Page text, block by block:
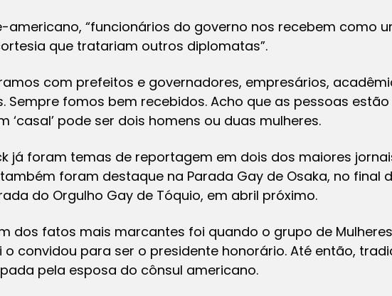
americano, “funcionários do governo nos recebem como
que tratariam outros diplomatas”.
com prefeitos e governadores, empresários,
Sempre fomos bem recebidos. Acho que as pessoas
‘casal’ pode ser dois homens ou duas mulheres.
já foram temas de reportagem em dois dos maiores
foram destaque na Parada Gay de Osaka, no final
do Orgulho Gay de Tóquio, em abril próximo.
dos fatos mais marcantes foi quando o grupo de
o convidou para ser o presidente honorário. Até então,
pela esposa do cônsul americano.